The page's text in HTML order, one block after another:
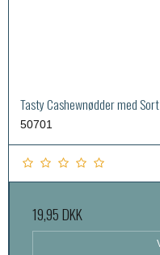
Tasty Cashewnødder med
50701
19,95 DKK